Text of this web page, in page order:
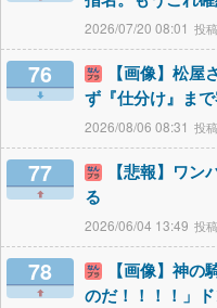
2026/07/20 08:01
76
【画像】松
ず『仕分け』ま
2026/08/06 08:31
77
【悲報】ワ
る
2026/06/04 13:49
78
【画像】神
のだ！！！！」ド